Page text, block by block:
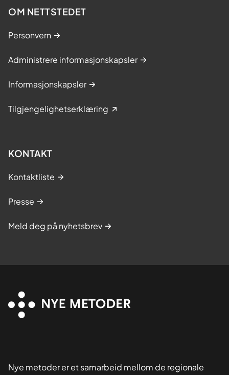
OM NETTSTEDET
Personvern
Administrere informasjonskapsler
Informasjonskapsler
Tilgjengelighetserklæring
KONTAKT
Kontaktliste
Presse
Meld deg på nyhetsbrev
Nye metoder er et samarbeid mellom de regionale